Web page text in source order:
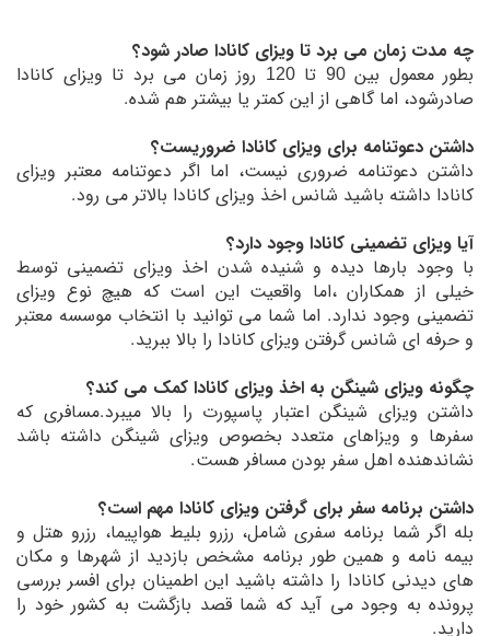
چه مدت زمان می برد تا ویزای کانادا صادر شود؟
بطور معمول بین 90 تا 120 روز زمان می برد تا ویزای کانادا
صادرشود، اما گاهی از این کمتر یا بیشتر هم شده.
داشتن دعوتنامه برای ویزای کانادا ضروریست؟
داشتن دعوتنامه ضروری نیست، اما اگر دعوتنامه معتبر ویزای
کانادا داشته باشید شانس اخذ ویزای کانادا بالاتر می رود.
آیا ویزای تضمینی کانادا وجود دارد؟
با وجود بارها دیده و شنیده شدن اخذ ویزای تضمینی توسط
خیلی از همکاران ،اما واقعیت این است که هیچ نوع ویزای
تضمینی وجود ندارد. اما شما می توانید با انتخاب موسسه معتبر
و حرفه ای شانس گرفتن ویزای کانادا را بالا ببرید.
چگونه ویزای شینگن به اخذ ویزای کانادا کمک می کند؟
داشتن ویزای شینگن اعتبار پاسپورت را بالا میبرد.مسافری که
سفرها و ویزاهای متعدد بخصوص ویزای شینگن داشته باشد
نشاندهنده اهل سفر بودن مسافر هست.
داشتن برنامه سفر برای گرفتن ویزای کانادا مهم است؟
بله اگر شما برنامه سفری شامل، رزرو بلیط هواپیما، رزرو هتل و
بیمه نامه و همین طور برنامه مشخص بازدید از شهرها و مکان
های دیدنی کانادا را داشته باشید این اطمینان برای افسر بررسی
پرونده به وجود می آید که شما قصد بازگشت به کشور خود را
دارید.